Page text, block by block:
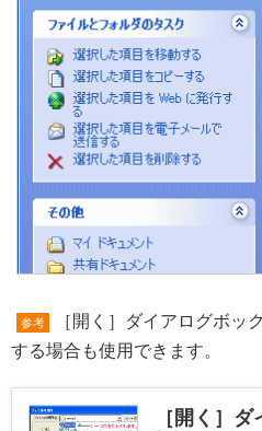
参考
［開く］ダイアログボッ
する場合も使用できます。
［開く］